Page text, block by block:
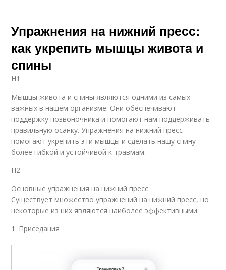
Упражнения на нижний пресс:
как укрепить мышцы живота и
спины
H1
Мышцы живота и спины являются одними из самых
важных в нашем организме. Они обеспечивают
поддержку позвоночника и помогают нам поддерживать
правильную осанку. Упражнения на нижний пресс
помогают укрепить эти мышцы и сделать нашу спину
более гибкой и устойчивой к травмам.
H2
Основные упражнения на нижний пресс
Существует множество упражнений на нижний пресс, но
некоторые из них являются наиболее эффективными.
1. Приседания